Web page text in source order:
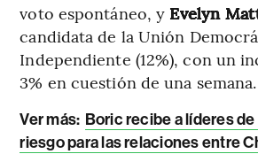
voto espontáneo, y Evelyn
candidata de la Unión
Independiente (12%), con un
3% en cuestión de una semana.
Ver más: Boric recibe a líderes
riesgo para las relaciones entre